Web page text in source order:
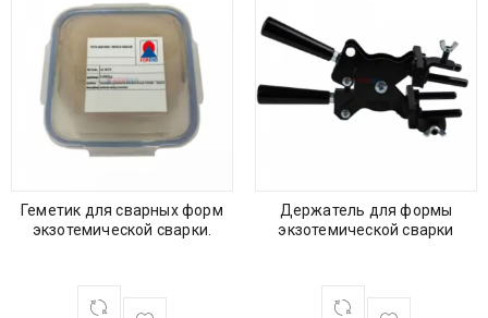
Геметик для сварных форм
экзотемической сварки.
Держатель для формы
экзотемической сварки